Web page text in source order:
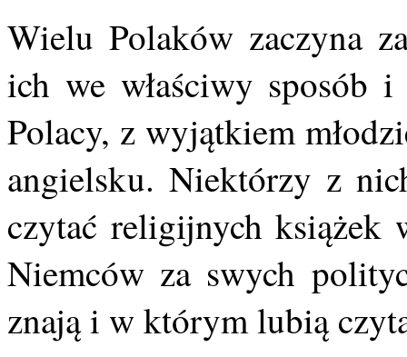
Wielu Polaków zaczyna
ich we właściwy sposób
Polacy, z wyjątkiem
angielsku. Niektórzy z
czytać religijnych książek
Niemców za swych
znają i w którym lubią